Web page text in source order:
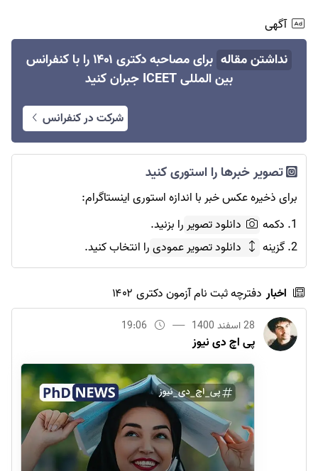
آگهی
نداشتن مقاله
برای مصاحبه دکتری ۱۴۰۱ را با کنفرانس
بین المللی ICEET جبران کنید
شرکت در کنفرانس
تصویر خبرها را استوری کنید
برای ذخیره عکس خبر با اندازه استوری اینستاگرام:
1. دکمه
دانلود تصویررا بزنید.
2. گزینه
دانلود تصویر عمودیرا انتخاب کنید.
اخبار دفترچه ثبت نام آزمون دکتری ۱۴۰۲
28 اسفند 1400 19:06
پی اچ دی نیوز